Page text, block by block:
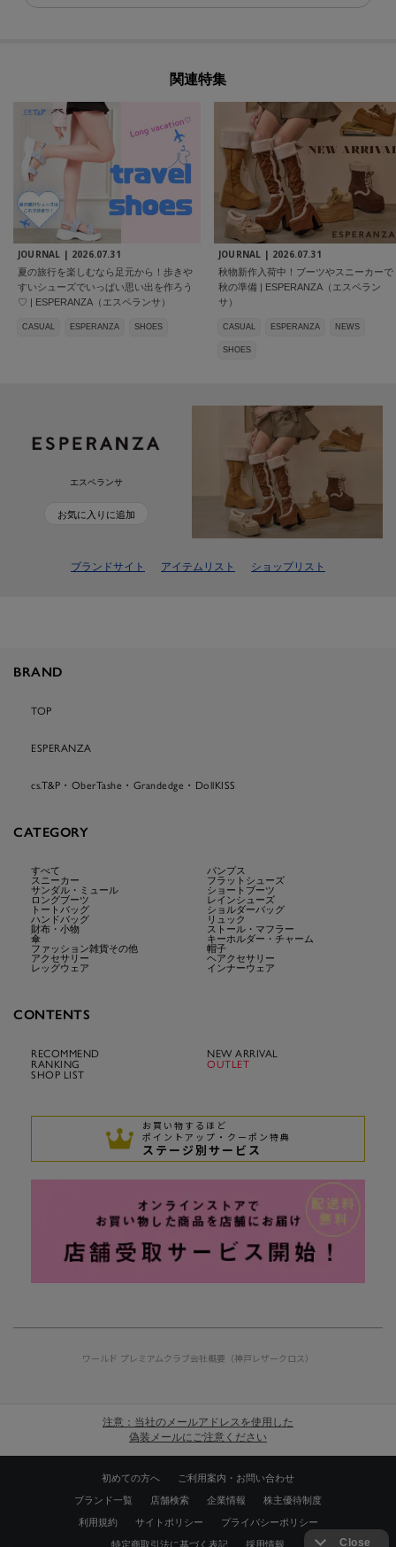
関連特集
JOURNAL | 2026.07.31
夏の旅行を楽しむなら足元から！歩きや
すいシューズでいっぱい思い出を作ろう
♡ | ESPERANZA（エスペランサ）
CASUAL ESPERANZA SHOES
JOURNAL | 2026.07.31
秋物新作入荷中！ブーツやスニーカーで
秋の準備 | ESPERANZA（エスペラン
サ）
CASUAL ESPERANZA NEWS
SHOES
エスペランサ
お気に入りに追加
ブランドサイト アイテムリスト ショップリスト
BRAND
TOP
ESPERANZA
cs.T&P・OberTashe・Grandedge・DollKISS
CATEGORY
すべて
パンプス
スニーカー
フラットシューズ
サンダル・ミュール
ショートブーツ
ロングブーツ
レインシューズ
トートバッグ
ショルダーバッグ
ハンドバッグ
リュック
財布・小物
ストール・マフラー
傘
キーホルダー・チャーム
ファッション雑貨その他
帽子
アクセサリー
ヘアクセサリー
レッグウェア
インナーウェア
CONTENTS
RECOMMEND
NEW ARRIVAL
RANKING
OUTLET
SHOP LIST
お買い物するほど
ポイントアップ・クーポン特典
ステージ別サービス
ワールド プレミアムクラブ 会社概要（神戸レザークロス）
注意：当社のメールアドレスを使用した
偽装メールにご注意ください
初めての方へ ご利用案内・お問い合わせ
ブランド一覧 店舗検索 企業情報 株主優待制度
利用規約 サイトポリシー プライバシーポリシー
特定商取引法に基づく表記 採用情報